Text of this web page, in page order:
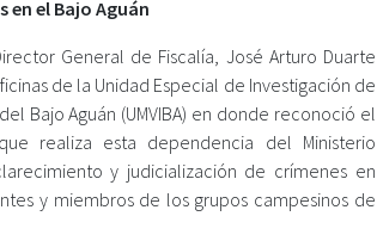
el Bajo Aguán
General de Fiscalía, José Arturo Duarte
de la Unidad Especial de Investigación de
Bajo Aguán (UMVIBA) en donde reconoció el
realiza esta dependencia del Ministerio
y judicialización de crímenes en
y miembros de los grupos campesinos de